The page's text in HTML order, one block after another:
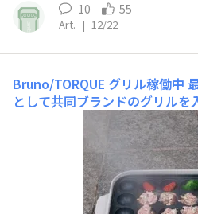
10 55
Art. | 12/22
Bruno/TORQUE グリル稼働中
として共同ブランドのグリル
ピンチョスのレシピを再現中。
善点は山ほどある！